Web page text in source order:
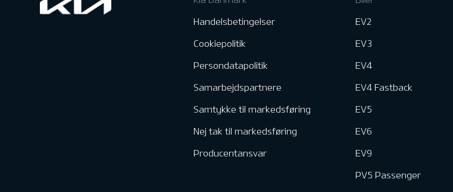
Handelsbetingelser
Cookiepolitik
Persondatapolitik
Samarbejdspartnere
Samtykke til markedsføring
Nej tak til markedsføring
Producentansvar
EV2
EV3
EV4
EV4 Fastback
EV5
EV6
EV9
PV5 Passenger